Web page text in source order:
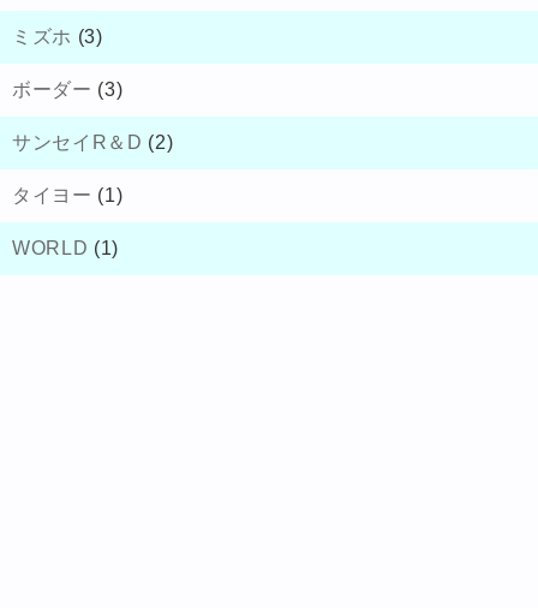
ミズホ (3)
ボーダー (3)
サンセイR＆D (2)
タイヨー (1)
WORLD (1)